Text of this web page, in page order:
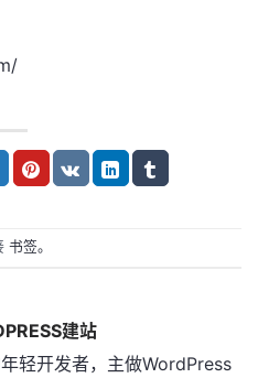
书签。
建站
轻开发者，主做WordPress